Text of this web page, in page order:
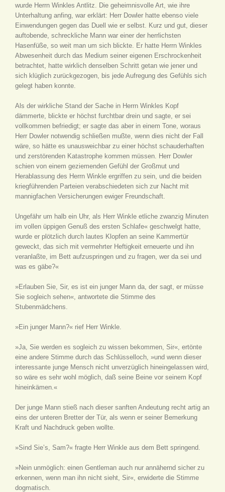
wurde Herrn Winkles Antlitz. Die geheimnisvolle Art, wie ihre
Unterhaltung anfing, war erklärt: Herr Dowler hatte ebenso viele
Einwendungen gegen das Duell wie er selbst. Kurz und gut, dieser
auftobende, schreckliche Mann war einer der herrlichsten
Hasenfüße, so weit man um sich blickte. Er hatte Herrn Winkles
Abwesenheit durch das Medium seiner eigenen Erschrockenheit
betrachtet, hatte wirklich denselben Schritt getan wie jener und
sich klüglich zurückgezogen, bis jede Aufregung des Gefühls sich
gelegt haben konnte.
Als der wirkliche Stand der Sache in Herrn Winkles Kopf
dämmerte, blickte er höchst furchtbar drein und sagte, er sei
vollkommen befriedigt; er sagte das aber in einem Tone, woraus
Herr Dowler notwendig schließen mußte, wenn dies nicht der Fall
wäre, so hätte es unausweichbar zu einer höchst schauderhaften
und zerstörenden Katastrophe kommen müssen. Herr Dowler
schien von einem geziemenden Gefühl der Großmut und
Herablassung des Herrn Winkle ergriffen zu sein, und die beiden
kriegführenden Parteien verabschiedeten sich zur Nacht mit
mannigfachen Versicherungen ewiger Freundschaft.
Ungefähr um halb ein Uhr, als Herr Winkle etliche zwanzig Minuten
im vollen üppigen Genuß des ersten Schlafe« geschwelgt hatte,
wurde er plötzlich durch lautes Klopfen an seine Kammertür
geweckt, das sich mit vermehrter Heftigkeit erneuerte und ihn
veranlaßte, im Bett aufzuspringen und zu fragen, wer da sei und
was es gäbe?«
»Erlauben Sie, Sir, es ist ein junger Mann da, der sagt, er müsse
Sie sogleich sehen«, antwortete die Stimme des
Stubenmädchens.
»Ein junger Mann?« rief Herr Winkle.
»Ja, Sie werden es sogleich zu wissen bekommen, Sir«, ertönte
eine andere Stimme durch das Schlüsselloch, »und wenn dieser
interessante junge Mensch nicht unverzüglich hineingelassen wird,
so wäre es sehr wohl möglich, daß seine Beine vor seinem Kopf
hineinkämen.«
Der junge Mann stieß nach dieser sanften Andeutung recht artig an
eins der unteren Bretter der Tür, als wenn er seiner Bemerkung
Kraft und Nachdruck geben wollte.
»Sind Sie’s, Sam?« fragte Herr Winkle aus dem Bett springend.
»Nein unmöglich: einen Gentleman auch nur annähernd sicher zu
erkennen, wenn man ihn nicht sieht, Sir«, erwiderte die Stimme
dogmatisch.